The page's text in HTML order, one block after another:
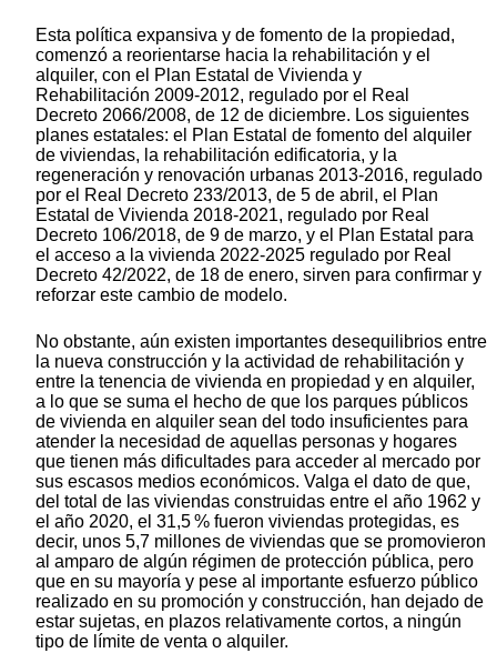
Esta política expansiva y de fomento de la propiedad,
comenzó a reorientarse hacia la rehabilitación y el
alquiler, con el Plan Estatal de Vivienda y
Rehabilitación 2009-2012, regulado por el Real
Decreto 2066/2008, de 12 de diciembre. Los siguientes
planes estatales: el Plan Estatal de fomento del alquiler
de viviendas, la rehabilitación edificatoria, y la
regeneración y renovación urbanas 2013-2016, regulado
por el Real Decreto 233/2013, de 5 de abril, el Plan
Estatal de Vivienda 2018-2021, regulado por Real
Decreto 106/2018, de 9 de marzo, y el Plan Estatal para
el acceso a la vivienda 2022-2025 regulado por Real
Decreto 42/2022, de 18 de enero, sirven para confirmar y
reforzar este cambio de modelo.
No obstante, aún existen importantes desequilibrios entre
la nueva construcción y la actividad de rehabilitación y
entre la tenencia de vivienda en propiedad y en alquiler,
a lo que se suma el hecho de que los parques públicos
de vivienda en alquiler sean del todo insuficientes para
atender la necesidad de aquellas personas y hogares
que tienen más dificultades para acceder al mercado por
sus escasos medios económicos. Valga el dato de que,
del total de las viviendas construidas entre el año 1962 y
el año 2020, el 31,5 % fueron viviendas protegidas, es
decir, unos 5,7 millones de viviendas que se promovieron
al amparo de algún régimen de protección pública, pero
que en su mayoría y pese al importante esfuerzo público
realizado en su promoción y construcción, han dejado de
estar sujetas, en plazos relativamente cortos, a ningún
tipo de límite de venta o alquiler.